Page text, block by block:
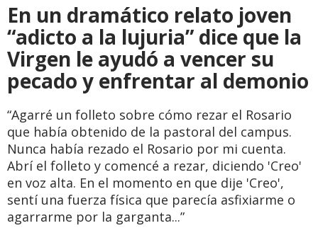
En un dramático relato joven
“adicto a la lujuria” dice que la
Virgen le ayudó a vencer su
pecado y enfrentar al demonio
“Agarré un folleto sobre cómo rezar el Rosario
que había obtenido de la pastoral del campus.
Nunca había rezado el Rosario por mi cuenta.
Abrí el folleto y comencé a rezar, diciendo 'Creo'
en voz alta. En el momento en que dije 'Creo',
sentí una fuerza física que parecía asfixiarme o
agarrarme por la garganta...”